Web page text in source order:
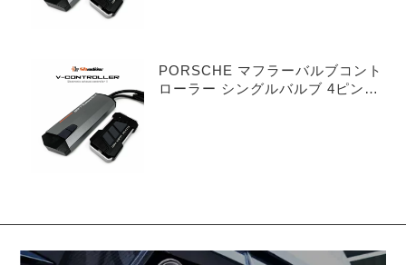
PORSCHE マフラーバルブコント
ローラー シングルバルブ 4ピンタ